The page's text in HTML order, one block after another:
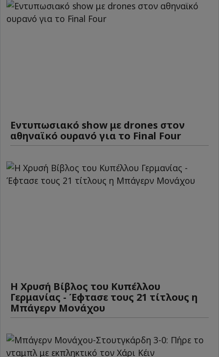
Εντυπωσιακό show με drones στον
αθηναϊκό ουρανό για το Final Four
Η Χρυσή Βίβλος του Κυπέλλου
Γερμανίας - Έφτασε τους 21 τίτλους η
Μπάγερν Μονάχου